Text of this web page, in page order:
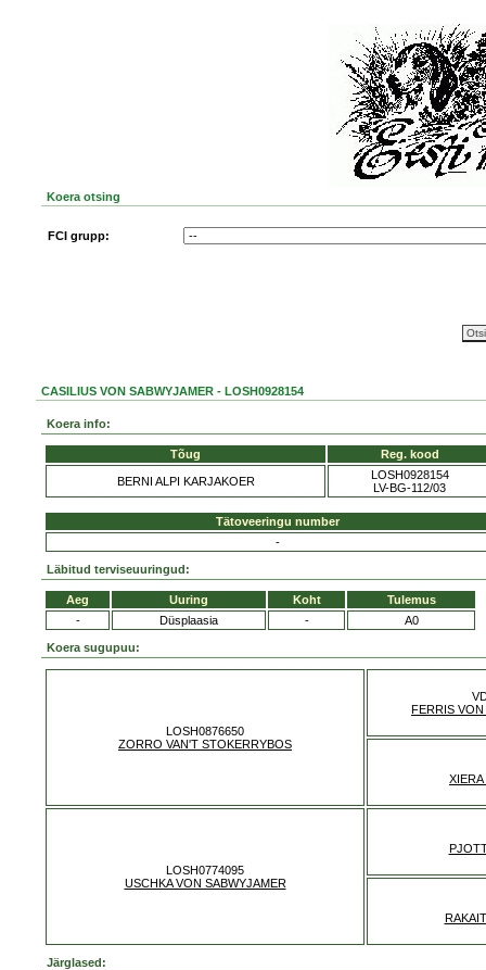
Koera otsing
FCI grupp:
CASILIUS VON SABWYJAMER - LOSH0928154
Koera info:
Tõug Reg. kood
BERNI ALPI KARJAKOER
LOSH0928154
LV-BG-112/03
Tätoveeringu number
-
Läbitud terviseuuringud:
Aeg Uuring Koht
Tulemus
-
Düsplaasia - A0
Koera sugupuu:
LOSH0876650
ZORRO VAN'T STOKERRYBOS
FERRIS
LOSH0774095
USCHKA VON SABWYJAMER
Järglased: